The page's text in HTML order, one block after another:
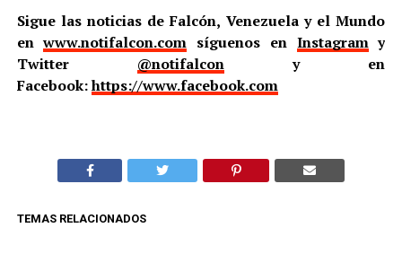
Sigue las noticias de Falcón, Venezuela y el Mundo
enwww.notifalcon.com síguenos en Instagramy
Twitter @notifalcony en
Facebook:https://www.facebook.com
TEMAS RELACIONADOS